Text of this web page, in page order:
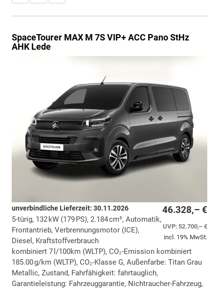
SpaceTourer MAX M 7S VIP+ ACC Pano StHz
AHK Lede
46.328,– €
UVP:52.700,– €
incl. 19% MwSt.
unverbindliche Lieferzeit: 30.11.2026
5-türig, 132 kW (179 PS), 2.184 cm³, Automatik,
Frontantrieb, Verbrennungsmotor (ICE),
Diesel, Kraftstoffverbrauch
kombiniert 7 l/100km (WLTP), CO₂-Emission kombiniert
185.00 g/km (WLTP), CO₂-Klasse G, Außenfarbe: Titan Grau
Metallic, Zustand, Fahrfähigkeit: fahrtauglich,
Garantieleistung: Fahrzeuggarantie, Nichtraucher-Fahrzeug,